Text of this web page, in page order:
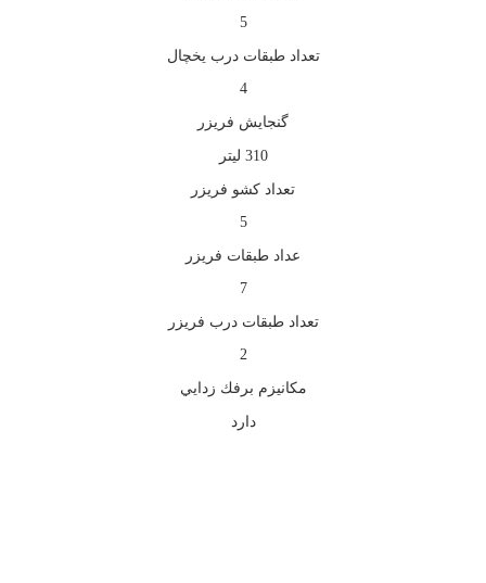
5
تعداد طبقات درب یخچال
4
گنجايش فريزر
310 لیتر
تعداد کشو فریزر
5
عداد طبقات فریزر
7
تعداد طبقات درب فریزر
2
مكانيزم برفك زدايي
دارد